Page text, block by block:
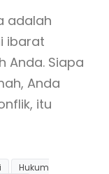
adalah
ibarat
Anda. Siapa
Anda
itu
Hukum